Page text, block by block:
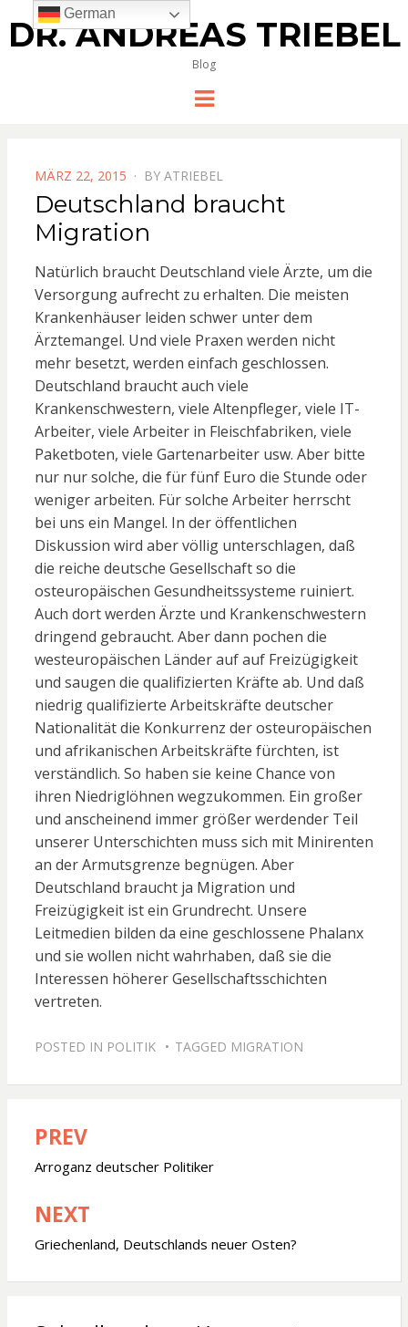
DR. ANDREAS TRIEBEL
Blog
Menu
POSTED
ON
MÄRZ 22, 2015 BY ATRIEBEL
Deutschland braucht
Migration
Natürlich braucht Deutschland viele Ärzte, um die
Versorgung aufrecht zu erhalten. Die meisten
Krankenhäuser leiden schwer unter dem
Ärztemangel. Und viele Praxen werden nicht
mehr besetzt, werden einfach geschlossen.
Deutschland braucht auch viele
Krankenschwestern, viele Altenpfleger, viele IT-
Arbeiter, viele Arbeiter in Fleischfabriken, viele
Paketboten, viele Gartenarbeiter usw. Aber bitte
nur nur solche, die für fünf Euro die Stunde oder
weniger arbeiten. Für solche Arbeiter herrscht
bei uns ein Mangel. In der öffentlichen
Diskussion wird aber völlig unterschlagen, daß
die reiche deutsche Gesellschaft so die
osteuropäischen Gesundheitssysteme ruiniert.
Auch dort werden Ärzte und Krankenschwestern
dringend gebraucht. Aber dann pochen die
westeuropäischen Länder auf auf Freizügigkeit
und saugen die qualifizierten Kräfte ab. Und daß
niedrig qualifizierte Arbeitskräfte deutscher
Nationalität die Konkurrenz der osteuropäischen
und afrikanischen Arbeitskräfte fürchten, ist
verständlich. So haben sie keine Chance von
ihren Niedriglöhnen wegzukommen. Ein großer
und anscheinend immer größer werdender Teil
unserer Unterschichten muss sich mit Minirenten
an der Armutsgrenze begnügen. Aber
Deutschland braucht ja Migration und
Freizügigkeit ist ein Grundrecht. Unsere
Leitmedien bilden da eine geschlossene Phalanx
und sie wollen nicht wahrhaben, daß sie die
Interessen höherer Gesellschaftsschichten
vertreten.
POSTED IN POLITIK TAGGED MIGRATION
Beitragsnavigation
PREV
Arroganz deutscher Politiker
NEXT
Griechenland, Deutschlands neuer Osten?
German